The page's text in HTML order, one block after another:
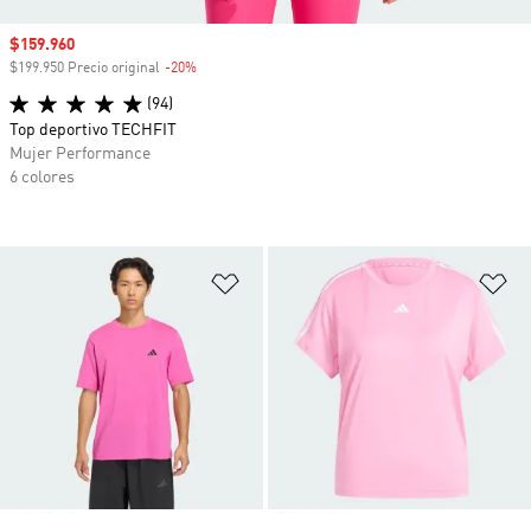
Añadir a la lista de deseos
Precio de venta
$159.960
$199.950 Precio original -20%
(94)
Top deportivo TECHFIT
Mujer Performance
6 colores